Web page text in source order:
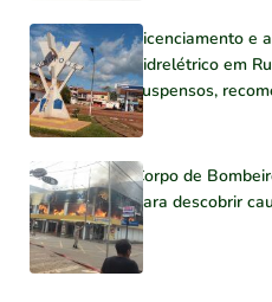
Licenciamento e
hidrelétrico em
suspensos,
Corpo de
para descobrir